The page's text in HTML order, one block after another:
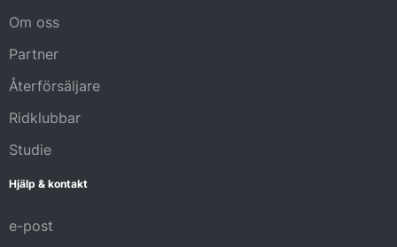
Om oss
Partner
Återförsäljare
Ridklubbar
Studie
Hjälp & kontakt
e-post